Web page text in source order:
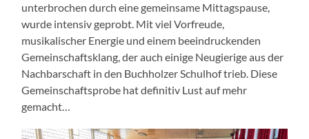
unterbrochen durch eine gemeinsame Mittagspause,
wurde intensiv geprobt. Mit viel Vorfreude,
musikalischer Energie und einem beeindruckenden
Gemeinschaftsklang, der auch einige Neugierige aus der
Nachbarschaft in den Buchholzer Schulhof trieb. Diese
Gemeinschaftsprobe hat definitiv Lust auf mehr
gemacht…